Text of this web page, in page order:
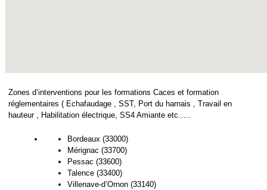
Zones d’interventions pour les formations Caces et formation
réglementaires ( Echafaudage , SST, Port du harnais , Travail en
hauteur , Habilitation électrique, SS4 Amiante etc…..
Bordeaux (33000)
Mérignac (33700)
Pessac (33600)
Talence (33400)
Villenave-d’Ornon (33140)